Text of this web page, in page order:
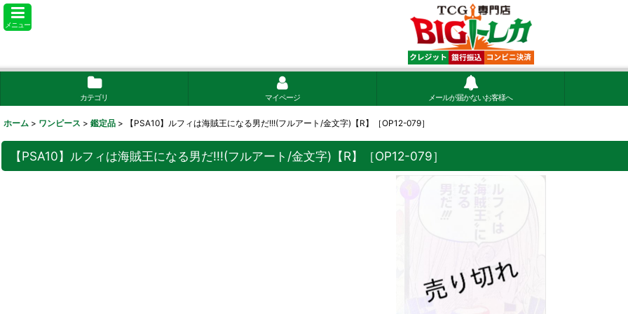
メニュー
カテゴリ マイページ メールが届かないお客様へ
ホーム > ワンピース > 鑑定品 > 【PSA10】ルフィは海賊王になる男だ!!!(フルアート/金文字)【R】［OP12-079］
【PSA10】ルフィは海賊王になる男だ!!!(フルアート/金文字)【R】［OP12-079］